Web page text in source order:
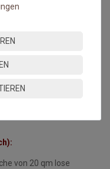
sollte die
(Hinweise des
von 20 qm lose